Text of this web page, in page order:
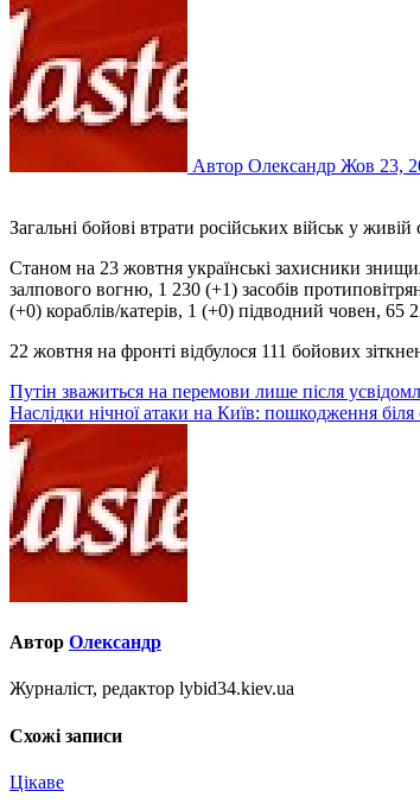
Автор Олександр Жов 23,
Загальні бойові втрати російських військ у
Станом на 23 жовтня українські захисники знищили 11 282 (+2) ворожі танки, 23 453 (+6) бойові броньовані машини, 33 938 (+24) артилерійських систем, 1 525 (+1) реактивних систем
залпового вогню, 1 230 (+1) засобів
(+0) кораблів/катерів, 1 (+0) підводний човен, 65
22 жовтня на фронті відбулося 111 бойових
Навігація
записів
Путін зважиться на перемови лише після
Наслідки нічної атаки на Київ: пошкодження біля
Автор Олександр
Журналіст, редактор lybid34.kiev.ua
Схожі записи
Цікаве